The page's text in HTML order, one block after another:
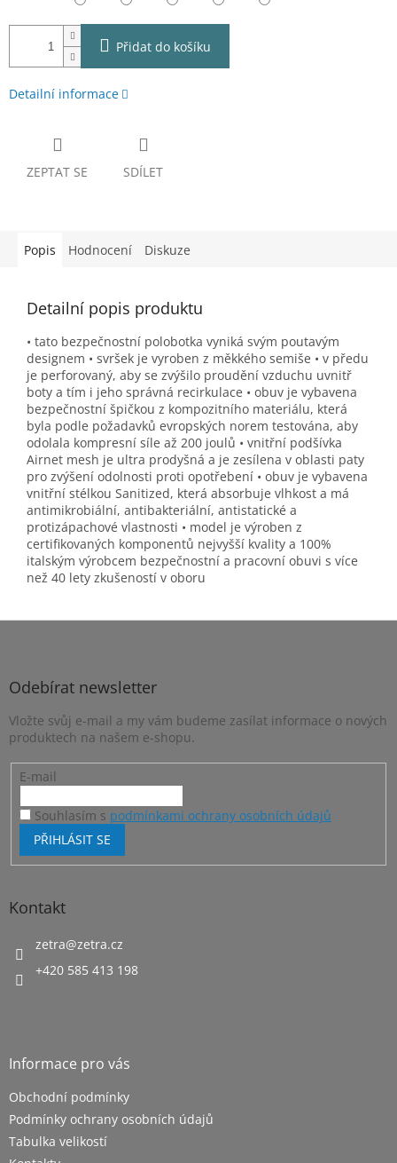
Přidat do košíku
Detailní informace
ZEPTAT SE SDÍLET
Popis Hodnocení Diskuze
Detailní popis produktu
• tato bezpečnostní polobotka vyniká svým poutavým
designem • svršek je vyroben z měkkého semiše • v předu
je perforovaný, aby se zvýšilo proudění vzduchu uvnitř
boty a tím i jeho správná recirkulace • obuv je vybavena
bezpečnostní špičkou z kompozitního materiálu, která
byla podle požadavků evropských norem testována, aby
odolala kompresní síle až 200 joulů • vnitřní podšívka
Airnet mesh je ultra prodyšná a je zesílena v oblasti paty
pro zvýšení odolnosti proti opotřebení • obuv je vybavena
vnitřní stélkou Sanitized, která absorbuje vlhkost a má
antimikrobiální, antibakteriální, antistatické a
protizápachové vlastnosti • model je výroben z
certifikovaných komponentů nejvyšší kvality a 100%
italským výrobcem bezpečnostní a pracovní obuvi s více
než 40 lety zkušeností v oboru
Z
Odebírat newsletter
Vložte svůj e-mail a my vám budeme zasílat informace o nových
produktech na našem e-shopu.
E-mail
Souhlasím s podmínkami ochrany osobních údajů
PŘIHLÁSIT SE
Kontakt
zetra@zetra.cz
+420 585 413 198
Informace pro vás
Obchodní podmínky
Podmínky ochrany osobních údajů
Tabulka velikostí